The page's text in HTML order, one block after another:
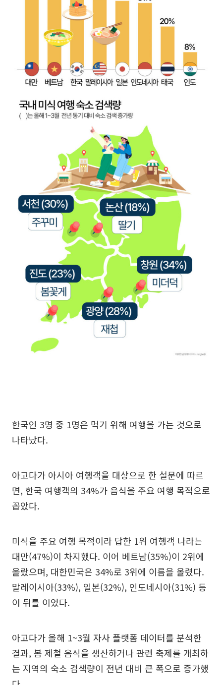
한국인 3명 중 1명은 먹기 위해 여행을 가는 것으로
나타났다.
아고다가 아시아 여행객을 대상으로 한 설문에 따르
면, 한국 여행객의 34%가 음식을 주요 여행 목적으로
꼽았다.
미식을 주요 여행 목적이라 답한 1위 여행객 나라는
대만(47%)이 차지했다. 이어 베트남(35%)이 2위에
올랐으며, 대한민국은 34%로 3위에 이름을 올렸다.
말레이시아(33%), 일본(32%), 인도네시아(31%) 등
이 뒤를 이었다.
아고다가 올해 1~3월 자사 플랫폼 데이터를 분석한
결과, 봄 제철 음식을 생산하거나 관련 축제를 개최하
는 지역의 숙소 검색량이 전년 대비 큰 폭으로 증가했